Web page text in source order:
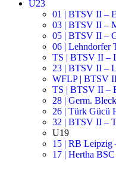
U23
01 | BTSV II –
03 | BTSV II –
05 | BTSV II –
06 |
TS | BTSV II –
23 | BTSV II –
WFLP | BTSV
TS | BTSV II –
28 | Germ.
26 | Türk Gücü
32 | BTSV II –
U19
15 | RB Leipzig
17 | Hertha